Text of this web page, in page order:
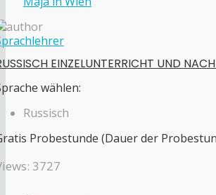
EINZELUNTERRICHT UND
wählen:
Russisch
Probestunde (Dauer der
3727